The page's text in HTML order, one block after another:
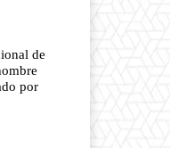
de
por